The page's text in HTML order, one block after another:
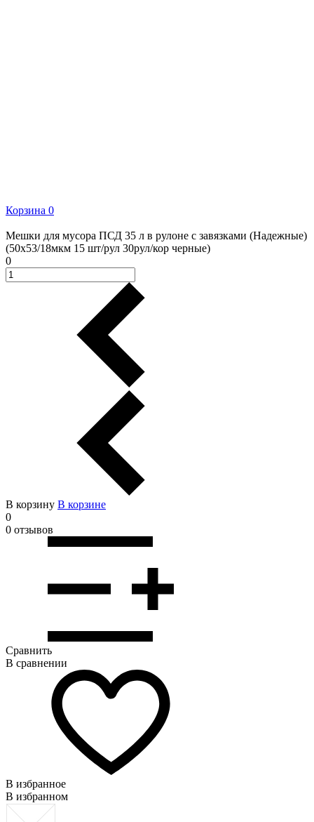
Корзина 0
Мешки для мусора ПСД 35 л в рулоне с завязками (Надежные)
(50х53/18мкм 15 шт/рул 30рул/кор черные)
0
В корзину В корзинe
0
0 отзывов
Сравнить
В сравнении
В избранное
В избранном